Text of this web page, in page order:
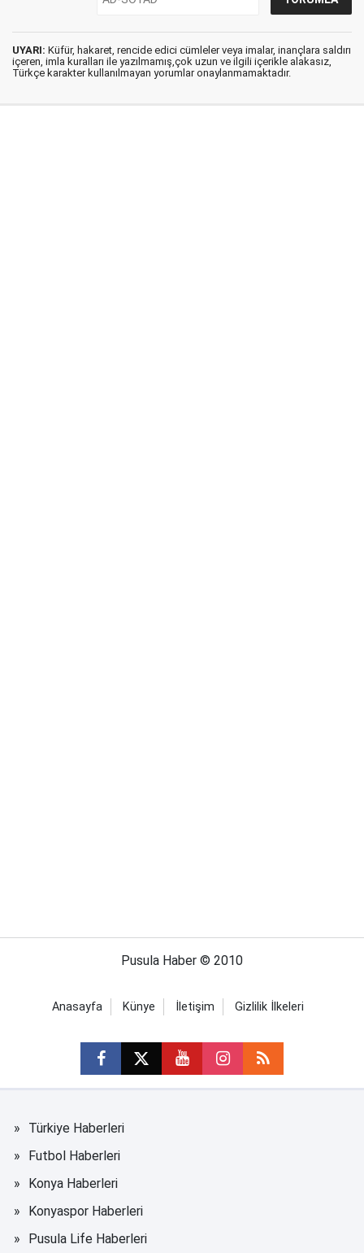
UYARI: Küfür, hakaret, rencide edici cümleler veya imalar, inançlara saldırı
içeren, imla kuralları ile yazılmamış,çok uzun ve ilgili içerikle alakasız,
Türkçe karakter kullanılmayan yorumlar onaylanmamaktadır.
Pusula Haber © 2010
Anasayfa Künye İletişim Gizlilik İlkeleri
Türkiye Haberleri
Futbol Haberleri
Konya Haberleri
Konyaspor Haberleri
Pusula Life Haberleri